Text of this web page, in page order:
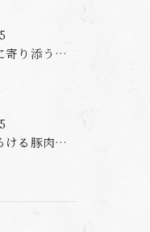
豚肉の旨みに寄り添う自家製梅出汁の魅力
舌の上でとろける豚肉と自家製梅出汁の魅力